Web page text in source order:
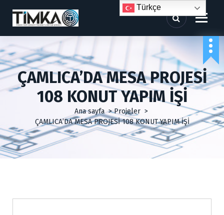
r
ğ
e
g
ÇAMLICA’DA MESA PROJESİ
108 KONUT YAPIM İŞİ
Ana sayfa>Projeler>
ÇAMLICA’DA MESA PROJESİ 108 KONUT YAPIM İŞİ
Türkçe